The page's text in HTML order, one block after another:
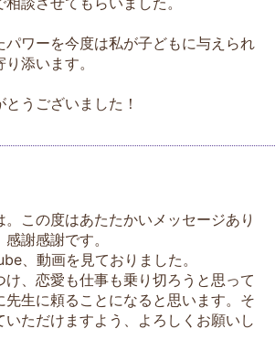
パワーを今度は私が子どもに与えられ
添います。
うございました！
この度はあたたかいメッセージあり
謝感謝です。
、動画を見ておりました。
け、恋愛も仕事も乗り切ろうと思って
先生に頼ることになると思います。そ
ただけますよう、よろしくお願いし